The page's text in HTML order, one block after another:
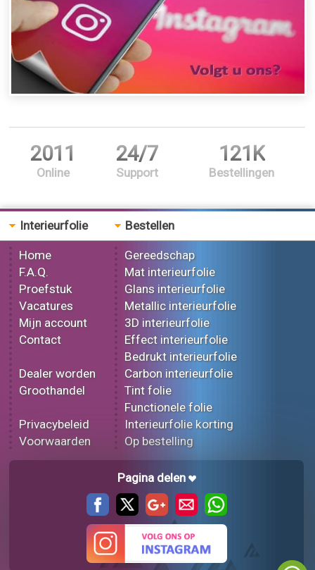
2011
Online
24/7
Support
121K
Bestellingen
Interieurfolie
Home
F.A.Q.
Proefstuk
Vacatures
Mijn account
Contact
Dealer worden
Groothandel
Privacybeleid
Voorwaarden
Bestellen
Gereedschap
Mat interieurfolie
Glans interieurfolie
Metallic interieurfolie
3D interieurfolie
Effect interieurfolie
Bedrukt interieurfolie
Carbon interieurfolie
Tint folie
Functionele folie
Interieurfolie korting
Op bestelling
Pagina delen